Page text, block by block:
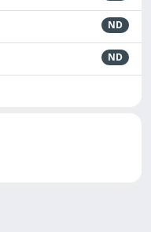
ND
ND